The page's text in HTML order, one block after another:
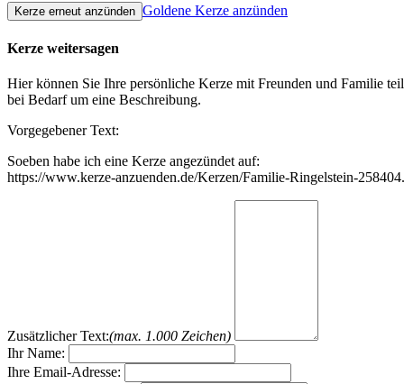
Goldene Kerze anzünden
Kerze weitersagen
Hier können Sie Ihre persönliche Kerze mit Freunden und Familie
bei Bedarf um eine Beschreibung.
Vorgegebener Text:
Soeben habe ich eine Kerze angezündet auf:
https://www.kerze-anzuenden.de/Kerzen/Familie-Ringelstein-
Zusätzlicher Text:(max. 1.000 Zeichen)
Ihr Name:
Ihre Email-Adresse: